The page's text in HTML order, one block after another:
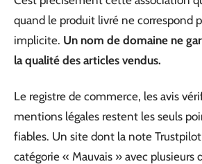
quand le produit livré ne correspond
implicite. Un nom de domaine ne
la qualité des articles vendus.
Le registre de commerce, les avis
mentions légales restent les seuls
fiables. Un site dont la note
catégorie « Mauvais » avec plusieurs